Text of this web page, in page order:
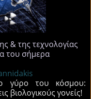
& της τεχνολογίας
του σήμερα
γύρο του κόσμου:
βιολογικούς γονείς!